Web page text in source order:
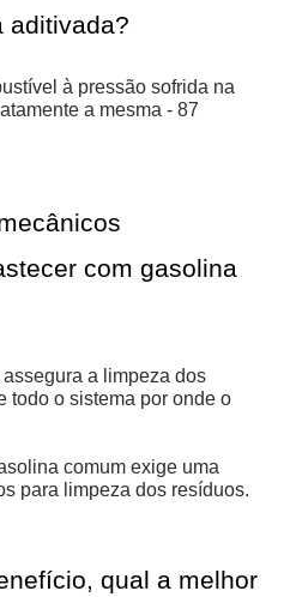
aditivada?
à pressão sofrida na
a mesma - 87
com gasolina
a limpeza dos
todo o sistema por onde o
comum exige uma
para limpeza dos resíduos.
qual a melhor